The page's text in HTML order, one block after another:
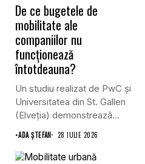
De ce bugetele de
mobilitate ale
companiilor nu
funcționează
întotdeauna?
Un studiu realizat de PwC și
Universitatea din St. Gallen
(Elveția) demonstrează...
•ADA ȘTEFAN 28 IULIE 2026